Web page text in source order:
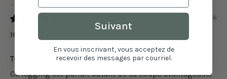
31/05/2026
Isabelle F.
Tellement wow et confo!
Ce legging est parfait autant de sa coupe avantageuse,
Suivant
En vous inscrivant, vous acceptez de
recevoir des messages par courriel.